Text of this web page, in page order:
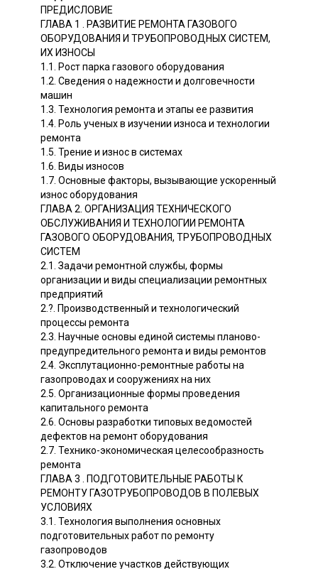
ПРЕДИСЛОВИЕ
ГЛАВА 1 . РАЗВИТИЕ РЕМОНТА ГАЗОВОГО
ОБОРУДОВАНИЯ И ТРУБОПРОВОДНЫХ СИСТЕМ,
ИХ ИЗНОСЫ
1.1. Рост парка газового оборудования
1.2. Сведения о надежности и долговечности
машин
1.3. Технология ремонта и этапы ее развития
1.4. Роль ученых в изучении износа и технологии
ремонта
1.5. Трение и износ в системах
1.6. Виды износов
1.7. Основные факторы, вызывающие ускоренный
износ оборудования
ГЛАВА 2. ОРГАНИЗАЦИЯ ТЕХНИЧЕСКОГО
ОБСЛУЖИВАНИЯ И ТЕХНОЛОГИИ РЕМОНТА
ГАЗОВОГО ОБОРУДОВАНИЯ, ТРУБОПРОВОДНЫХ
СИСТЕМ
2.1. Задачи ремонтной службы, формы
организации и виды специализации ремонтных
предприятий
2.?. Производственный и технологический
процессы ремонта
2.3. Научные основы единой системы планово-
предупредительного ремонта и виды ремонтов
2.4. Эксплутационно-ремонтные работы на
газопроводах и сооружениях на них
2.5. Организационные формы проведения
капитального ремонта
2.6. Основы разработки типовых ведомостей
дефектов на ремонт оборудования
2.7. Технико-экономическая целесообразность
ремонта
ГЛАВА 3 . ПОДГОТОВИТЕЛЬНЫЕ РАБОТЫ К
РЕМОНТУ ГАЗОТРУБОПРОВОДОВ В ПОЛЕВЫХ
УСЛОВИЯХ
3.1. Технология выполнения основных
подготовительных работ по ремонту
газопроводов
3.2. Отключение участков действующих